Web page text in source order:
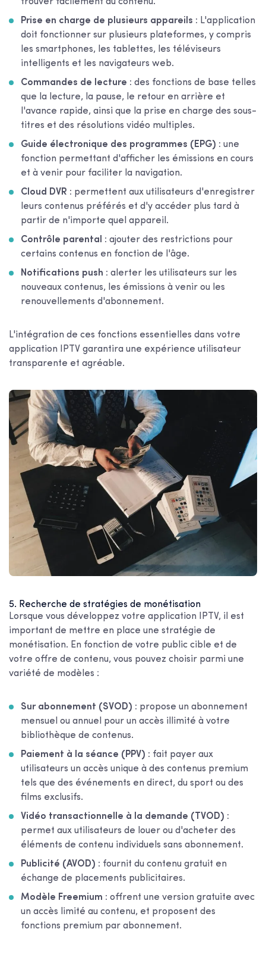
Prise en charge de plusieurs appareils : L'application
doit fonctionner sur plusieurs plateformes, y compris
les smartphones, les tablettes, les téléviseurs
intelligents et les navigateurs web.
Commandes de lecture : des fonctions de base telles
que la lecture, la pause, le retour en arrière et
l'avance rapide, ainsi que la prise en charge des sous-
titres et des résolutions vidéo multiples.
Guide électronique des programmes (EPG) : une
fonction permettant d'afficher les émissions en cours
et à venir pour faciliter la navigation.
Cloud DVR : permettent aux utilisateurs d'enregistrer
leurs contenus préférés et d'y accéder plus tard à
partir de n'importe quel appareil.
Contrôle parental : ajouter des restrictions pour
certains contenus en fonction de l'âge.
Notifications push : alerter les utilisateurs sur les
nouveaux contenus, les émissions à venir ou les
renouvellements d'abonnement.
L'intégration de ces fonctions essentielles dans votre
application IPTV garantira une expérience utilisateur
transparente et agréable.
5. Recherche de stratégies de monétisation
Lorsque vous développez votre application IPTV, il est
important de mettre en place une stratégie de
monétisation. En fonction de votre public cible et de
votre offre de contenu, vous pouvez choisir parmi une
variété de modèles :
Sur abonnement (SVOD) : propose un abonnement
mensuel ou annuel pour un accès illimité à votre
bibliothèque de contenus.
Paiement à la séance (PPV) : fait payer aux
utilisateurs un accès unique à des contenus premium
tels que des événements en direct, du sport ou des
films exclusifs.
Vidéo transactionnelle à la demande (TVOD) :
permet aux utilisateurs de louer ou d'acheter des
éléments de contenu individuels sans abonnement.
Publicité (AVOD) : fournit du contenu gratuit en
échange de placements publicitaires.
Modèle Freemium : offrent une version gratuite avec
un accès limité au contenu, et proposent des
fonctions premium par abonnement.